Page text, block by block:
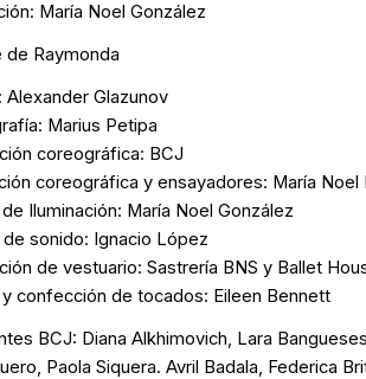
María Noel González
de Raymonda
Alexander Glazunov
Marius Petipa
coreográfica: BCJ
coreográfica y ensayadores: María Noel
Iluminación: María Noel González
de sonido: Ignacio López
de vestuario: Sastrería BNS y Ballet
confección de tocados: Eileen Bennett
BCJ: Diana Alkhimovich, Lara
Paola Siquera. Avril Badala, Federica